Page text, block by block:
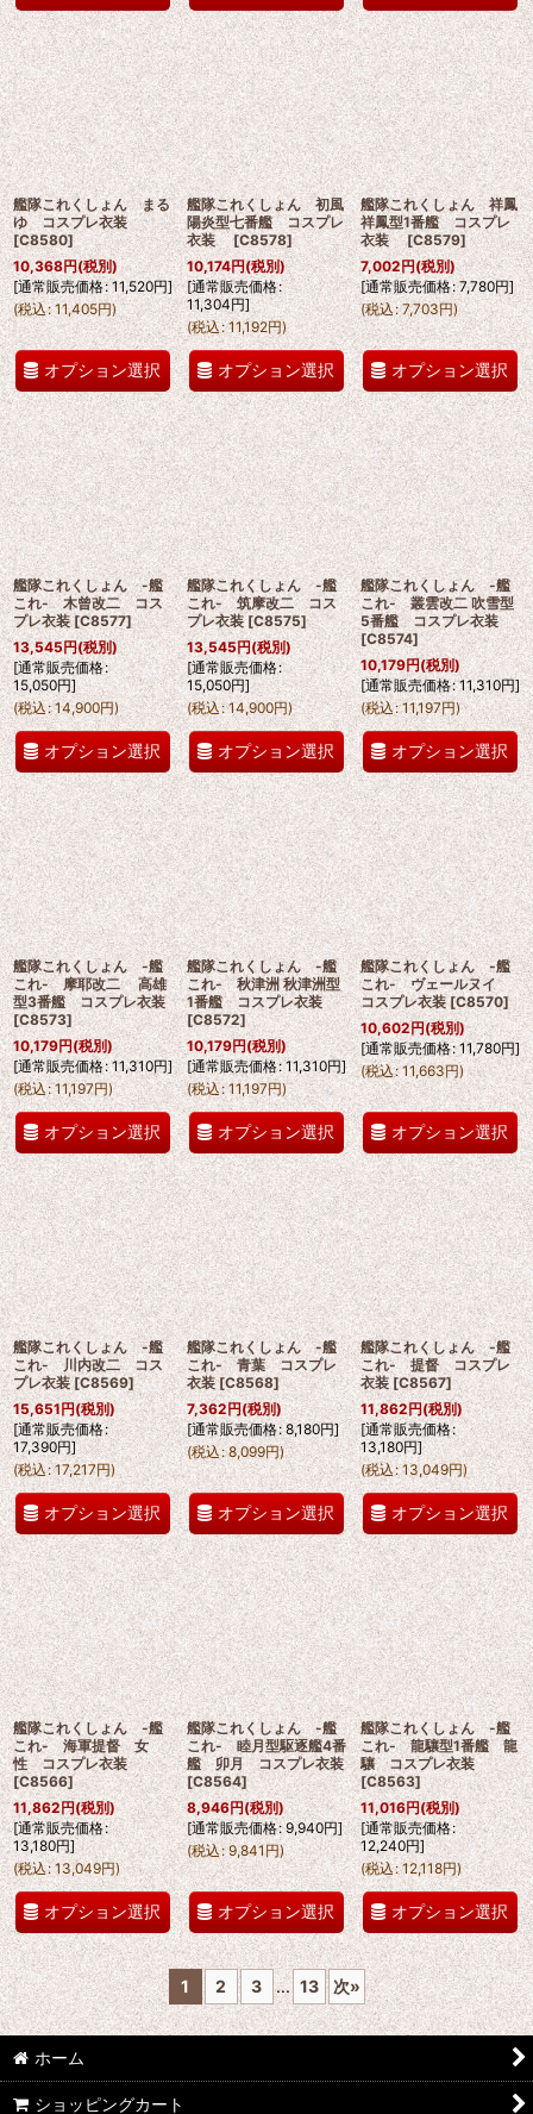
艦隊これくしょん まる
ゆ コスプレ衣装
[C8580]
10,368円(税別)
[通常販売価格: 11,520円]
(税込: 11,405円)
オプション選択
艦隊これくしょん 初風
陽炎型七番艦 コスプレ
衣装 [C8578]
10,174円(税別)
[通常販売価格:
11,304円]
(税込: 11,192円)
オプション選択
艦隊これくしょん 祥鳳
祥鳳型1番艦 コスプレ
衣装 [C8579]
7,002円(税別)
[通常販売価格: 7,780円]
(税込: 7,703円)
オプション選択
艦隊これくしょん -艦
これ- 木曾改二 コス
プレ衣装 [C8577]
13,545円(税別)
[通常販売価格:
15,050円]
(税込: 14,900円)
オプション選択
艦隊これくしょん -艦
これ- 筑摩改二 コス
プレ衣装 [C8575]
13,545円(税別)
[通常販売価格:
15,050円]
(税込: 14,900円)
オプション選択
艦隊これくしょん -艦
これ- 叢雲改二 吹雪型
5番艦 コスプレ衣装
[C8574]
10,179円(税別)
[通常販売価格: 11,310円]
(税込: 11,197円)
オプション選択
艦隊これくしょん -艦
これ- 摩耶改二 高雄
型3番艦 コスプレ衣装
[C8573]
10,179円(税別)
[通常販売価格: 11,310円]
(税込: 11,197円)
オプション選択
艦隊これくしょん -艦
これ- 秋津洲 秋津洲型
1番艦 コスプレ衣装
[C8572]
10,179円(税別)
[通常販売価格: 11,310円]
(税込: 11,197円)
オプション選択
艦隊これくしょん -艦
これ- ヴェールヌイ
コスプレ衣装 [C8570]
10,602円(税別)
[通常販売価格: 11,780円]
(税込: 11,663円)
オプション選択
艦隊これくしょん -艦
これ- 川内改二 コス
プレ衣装 [C8569]
15,651円(税別)
[通常販売価格:
17,390円]
(税込: 17,217円)
オプション選択
艦隊これくしょん -艦
これ- 青葉 コスプレ
衣装 [C8568]
7,362円(税別)
[通常販売価格: 8,180円]
(税込: 8,099円)
オプション選択
艦隊これくしょん -艦
これ- 提督 コスプレ
衣装 [C8567]
11,862円(税別)
[通常販売価格:
13,180円]
(税込: 13,049円)
オプション選択
艦隊これくしょん -艦
これ- 海軍提督 女
性 コスプレ衣装
[C8566]
11,862円(税別)
[通常販売価格:
13,180円]
(税込: 13,049円)
オプション選択
艦隊これくしょん -艦
これ- 睦月型駆逐艦4番
艦 卯月 コスプレ衣装
[C8564]
8,946円(税別)
[通常販売価格: 9,940円]
(税込: 9,841円)
オプション選択
艦隊これくしょん -艦
これ- 龍驤型1番艦 龍
驤 コスプレ衣装
[C8563]
11,016円(税別)
[通常販売価格:
12,240円]
(税込: 12,118円)
オプション選択
1 2 3 ... 13 次»
ホーム
ショッピングカート